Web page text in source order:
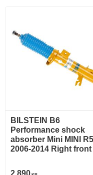
BILSTEIN B6
Performance shock
absorber Mini MINI
2006-2014 Right front
2 890